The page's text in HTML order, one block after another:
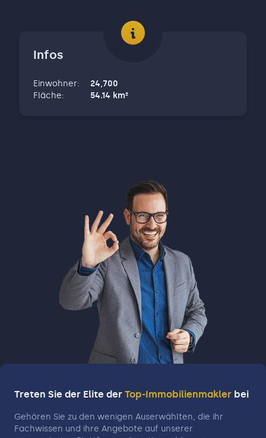
Infos
Einwohner:
24,700
Fläche: 54.14 km²
Treten Sie der Elite der Top-Immobilienmakler bei
Gehören Sie zu den wenigen Auserwählten, die ihr
Fachwissen und ihre Angebote auf unserer